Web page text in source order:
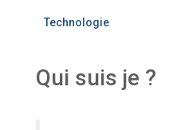
Technologie
Qui suis je ?